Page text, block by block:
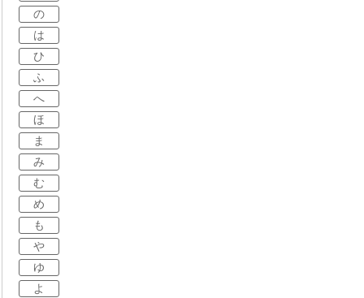
の
は
ひ
ふ
へ
ほ
ま
み
む
め
も
や
ゆ
よ